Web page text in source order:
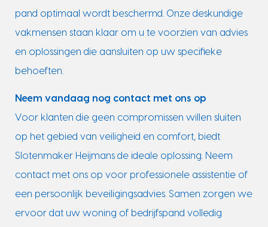
pand optimaal wordt beschermd. Onze deskundige
vakmensen staan klaar om u te voorzien van advies
en oplossingen die aansluiten op uw specifieke
behoeften.
Neem vandaag nog contact met ons op
Voor klanten die geen compromissen willen sluiten
op het gebied van veiligheid en comfort, biedt
Slotenmaker Heijmans de ideale oplossing. Neem
contact met ons op voor professionele assistentie of
een persoonlijk beveiligingsadvies. Samen zorgen we
ervoor dat uw woning of bedrijfspand volledig